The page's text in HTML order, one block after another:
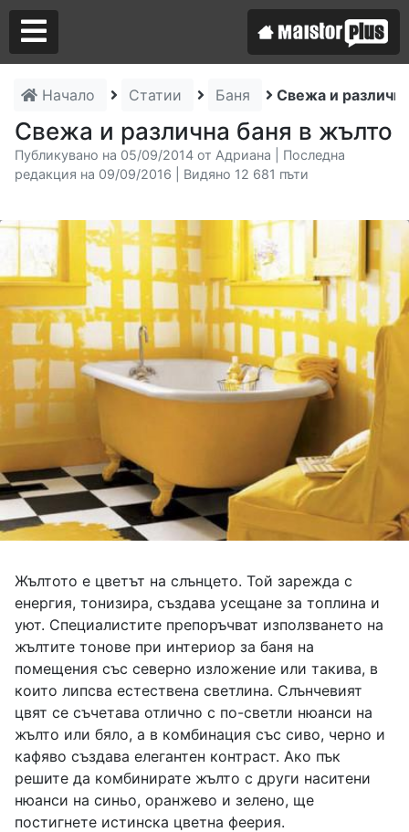
Начало Статии Баня Свежа и
Свежа и различна баня в жълто
Публикувано на 05/09/2014 от Адриана | Последна
редакция на 09/09/2016 | Видяно 12 681 пъти
Жълтото е цветът на слънцето. Той зарежда с
енергия, тонизира, създава усещане за топлина и
уют. Специалистите препоръчват използването на
жълтите тонове при интериор за баня на
помещения със северно изложение или такива, в
които липсва естествена светлина. Слънчевият
цвят се съчетава отлично с по-светли нюанси на
жълто или бяло, а в комбинация със сиво, черно и
кафяво създава елегантен контраст. Ако пък
решите да комбинирате жълто с други наситени
нюанси на синьо, оранжево и зелено, ще
постигнете истинска цветна феерия.
Аз съм майстор
Търся майстор